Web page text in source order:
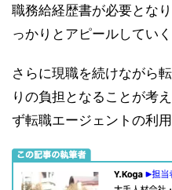
職務給経歴書が必要とな
っかりとアピールしてい
さらに現職を続けながら
りの負担となることが考
ず転職エージェントの利